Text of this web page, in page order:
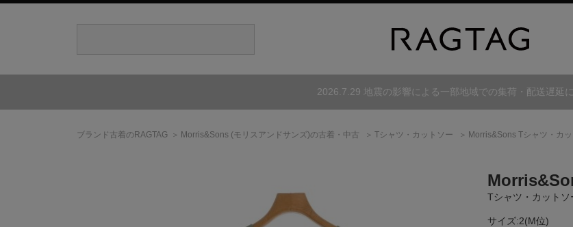
2026.7.29 地震の影響による一部地域での集荷・配送遅延
ブランド古着のRAGTAG Morris&Sons (モリスアンドサンズ)の古着・中古 Tシャツ・カットソー Morris&Sons Tシャツ・カ
Tシャツ・カットソ
サイズ:2(M位)